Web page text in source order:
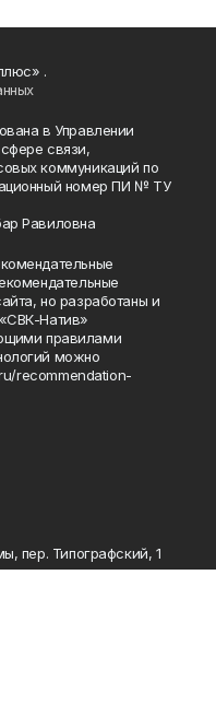
.
в Управлении
связи,
коммуникаций по
номер ПИ № ТУ
Равиловна
но разработаны и
Натив»
правилами
можно
recommendation-
пер. Типографский, 1